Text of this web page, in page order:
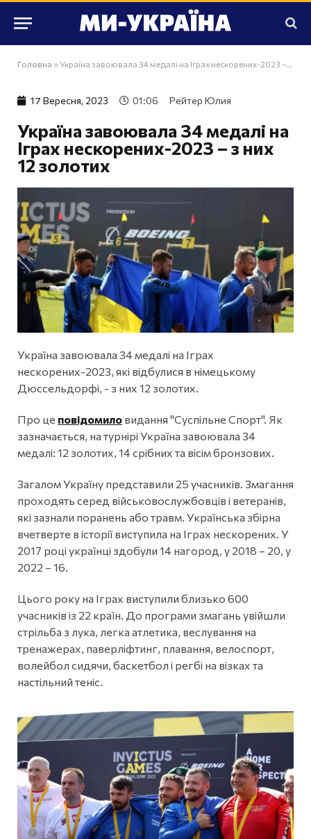
Головна » Україна завоювала 34 медалі на Іграх нескорених-2023 – з них 12 золотих
17 Вересня, 2023 01:06 Рейтер Юлия
Україна завоювала 34 медалі на
Іграх нескорених-2023 – з них
12 золотих
Україна завоювала 34 медалі на Іграх
нескорених-2023, які відбулися в німецькому
Дюссельдорфі, - з них 12 золотих.
Про це повідомило видання "Суспільне Спорт". Як
зазначається, на турнірі Україна завоювала 34
медалі: 12 золотих, 14 срібних та вісім бронзових.
Загалом Україну представили 25 учасників. Змагання
проходять серед військовослужбовців і ветеранів,
які зазнали поранень або травм. Українська збірна
вчетверте в історії виступила на Іграх нескорених. У
2017 році українці здобули 14 нагород, у 2018 – 20, у
2022 – 16.
Цього року на Іграх виступили близько 600
учасників із 22 країн. До програми змагань увійшли
стрільба з лука, легка атлетика, веслування на
тренажерах, паверліфтинг, плавання, велоспорт,
волейбол сидячи, баскетбол і регбі на візках та
настільний теніс.